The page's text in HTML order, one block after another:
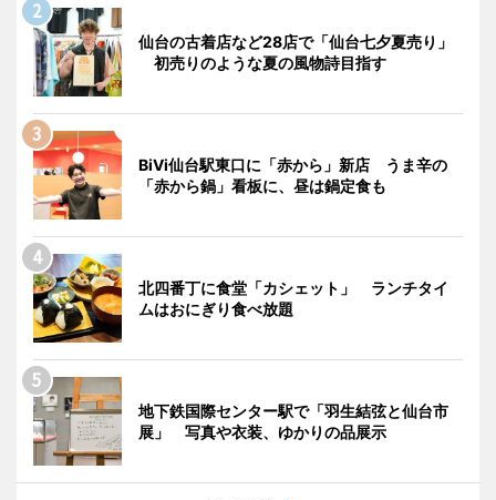
仙台の古着店など28店で「仙台七夕夏売り」
初売りのような夏の風物詩目指す
BiVi仙台駅東口に「赤から」新店 うま辛の
「赤から鍋」看板に、昼は鍋定食も
北四番丁に食堂「カシェット」 ランチタイ
ムはおにぎり食べ放題
地下鉄国際センター駅で「羽生結弦と仙台市
展」 写真や衣装、ゆかりの品展示